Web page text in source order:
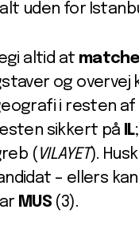
uden for
altid at
og
i resten af
sikkert på
IL
( VILAYET).
– ellers kan
MUS (3).